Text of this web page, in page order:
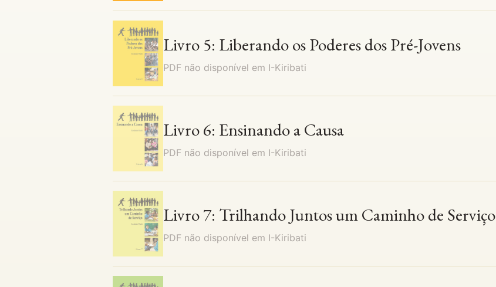
Livro 5: Liberando os Poderes dos Pré-Jovens
PDF não disponível em I-Kiribati
Livro 6: Ensinando a Causa
PDF não disponível em I-Kiribati
Livro 7: Trilhando Juntos um Caminho de Serviço
PDF não disponível em I-Kiribati